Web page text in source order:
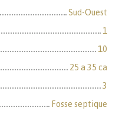
Sud-Ouest
1
10
25 a 35 ca
3
Fosse septique